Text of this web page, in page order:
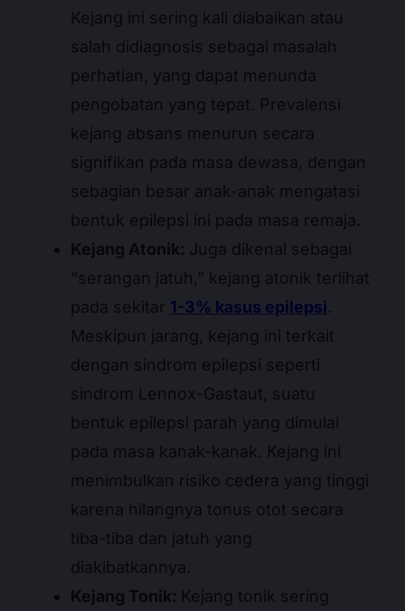
Kejang ini sering kali diabaikan atau
salah didiagnosis sebagai masalah
perhatian, yang dapat menunda
pengobatan yang tepat. Prevalensi
kejang absans menurun secara
signifikan pada masa dewasa, dengan
sebagian besar anak-anak mengatasi
bentuk epilepsi ini pada masa remaja.
Kejang Atonik: Juga dikenal sebagai
“serangan jatuh,” kejang atonik terlihat
pada sekitar 1-3% kasus epilepsi.
Meskipun jarang, kejang ini terkait
dengan sindrom epilepsi seperti
sindrom Lennox-Gastaut, suatu
bentuk epilepsi parah yang dimulai
pada masa kanak-kanak. Kejang ini
menimbulkan risiko cedera yang tinggi
karena hilangnya tonus otot secara
tiba-tiba dan jatuh yang
diakibatkannya.
Kejang Tonik: Kejang tonik sering